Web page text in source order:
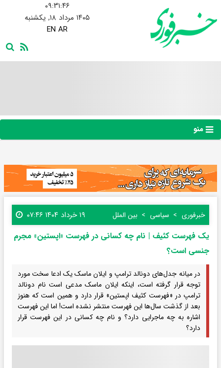
۰۹:۳۱:۴۸
۱۴۰۵ مرداد ۱۸, یکشنبه
EN AR
منو
خبرفوری سیاسی بین الملل ۱۹ خرداد ۱۴۰۴ ۰۷:۴۶
یک فهرست کثیف | نام چه کسانی در فهرست «اپستین» مجرم
جنسی است؟
در میانه جدل‌های دونالد ترامپ و ایلان ماسک یک ادعا سخت مورد
توجه قرار گرفته است، اینکه ایلان ماسک مدعی است نام دونالد
ترامپ در «فهرست کثیف اپستین» قرار دارد و همین است که هنوز
بعد از گذشت سال‌ها این فهرست منتشر نشده است! اما این فهرست
اشاره به چه ماجرایی دارد؟ و نام چه کسانی در این فهرست قرار
دارد؟